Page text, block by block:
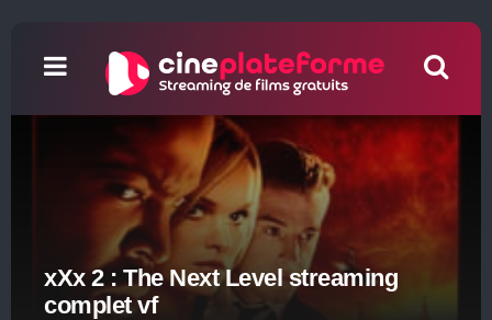
xXx 2 : The Next Level streaming
complet vf